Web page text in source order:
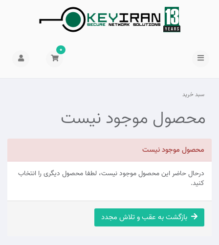
0
سبد خرید
محصول موجود نیست
محصول موجود نیست
درحال حاضر این محصول موجود نیست، لطفا محصول دیگری را انتخاب
کنید.
بازگشت به عقب و تلاش مجدد